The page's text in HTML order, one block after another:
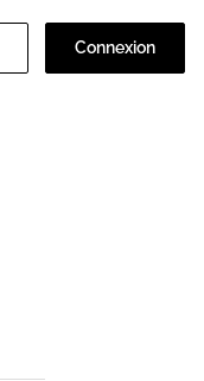
Connexion